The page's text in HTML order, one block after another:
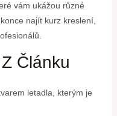
vám ukážou různé
najít kurz kreslení,
Článku
letadla, kterým je